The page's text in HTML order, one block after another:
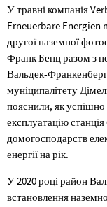
У травні компанія
Erneuerbare Energien
другої наземної
Франк Бенц разом з
Вальдек-
муніципалітету
пояснили, як
експлуатацію
домогосподарств
енергії на рік.
У 2020 році район
встановлення